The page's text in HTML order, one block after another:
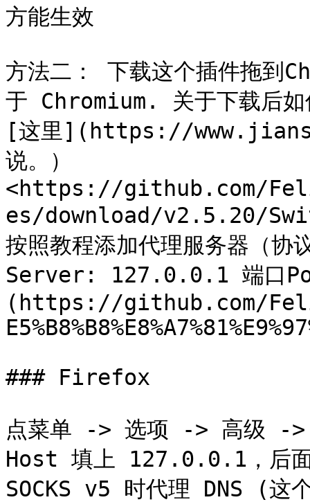
方能生效
方法二： 下载这个插件拖到
于 Chromium. 关于下载后如
[这里](https://
说。）
<https://github.com/
es/download/v2.5.20/
按照教程添加代理服务器
Server: 127.0.0.1 端口
(https://github.com/
### Firefox
点菜单 -> 选项 -> 高级 ->
Host 填上 127.0.0.1，后
SOCKS v5 时代理 DNS (这